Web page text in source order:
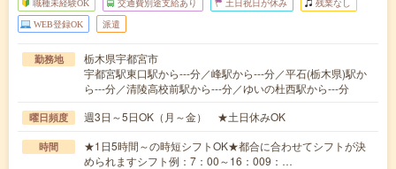
職種未経験OK 交通費別途支給あり 土日祝日が休み 残業なし
WEB登録OK 派遣
勤務地
栃木県宇都宮市
宇都宮駅東口駅から---分／峰駅から---分／平石(栃木県)駅か
ら---分／清陵高校前駅から---分／ゆいの杜西駅から---分
曜日頻度 週3日～5日OK（月～金） ★土日休みOK
時間
★1日5時間～の時短シフトOK★都合に合わせてシフトが決
められますシフト例：7：00～16：009：…